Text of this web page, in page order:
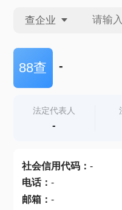
查企业
查企业
查产地
88查 -
法定代表人
-
社会信用代码： -
电话： -
邮箱： -